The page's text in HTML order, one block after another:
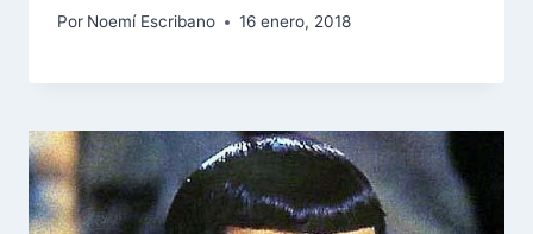
Por Noemí Escribano 16 enero, 2018